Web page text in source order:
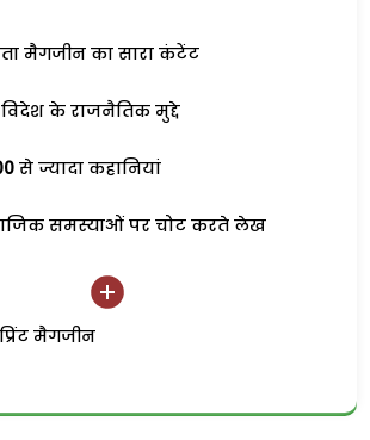
मैगजीन का सारा कंटेंट
के राजनैतिक मुद्दे
से ज्यादा कहानियां
समस्याओं पर चोट करते लेख
प्रिंट मैगजीन